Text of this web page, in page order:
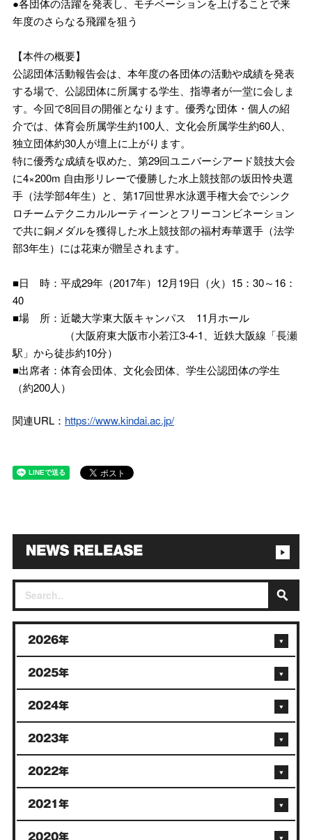
●各団体の活躍を発表し、モチベーションを上げることで来
年度のさらなる飛躍を狙う
【本件の概要】
公認団体活動報告会は、本年度の各団体の活動や成績を発表
する場で、公認団体に所属する学生、指導者が一堂に会しま
す。今回で8回目の開催となります。優秀な団体・個人の紹
介では、体育会所属学生約100人、文化会所属学生約60人、
独立団体約30人が壇上に上がります。
特に優秀な成績を収めた、第29回ユニバーシアード競技大会
に4×200m 自由形リレーで優勝した水上競技部の坂田怜央選
手（法学部4年生）と、第17回世界水泳選手権大会でシンク
ロチームテクニカルルーティーンとフリーコンビネーション
で共に銅メダルを獲得した水上競技部の福村寿華選手（法学
部3年生）には花束が贈呈されます。
■日 時：平成29年（2017年）12月19日（火）15：30～16：
40
■場 所：近畿大学東大阪キャンパス 11月ホール
（大阪府東大阪市小若江3-4-1、近鉄大阪線「長瀬
駅」から徒歩約10分）
■出席者：体育会団体、文化会団体、学生公認団体の学生
（約200人）
関連URL： https://www.kindai.ac.jp/
2026年
2025年
2024年
2023年
2022年
2021年
2020年